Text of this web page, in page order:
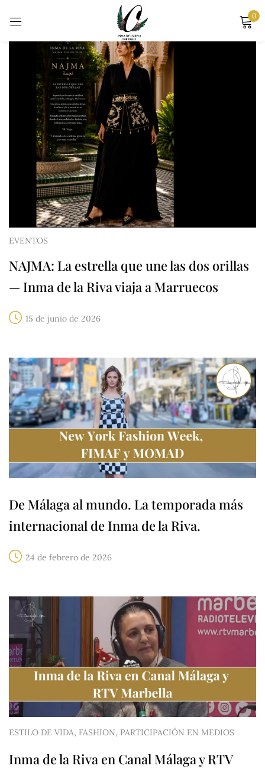
0
EVENTOS
NAJMA: La estrella que une las dos orillas
— Inma de la Riva viaja a Marruecos
15 de junio de 2026
De Málaga al mundo. La temporada más
internacional de Inma de la Riva.
24 de febrero de 2026
ESTILO DE VIDA, FASHION, PARTICIPACIÓN EN MEDIOS
Inma de la Riva en Canal Málaga y RTV
Sign in
Remember me Lost password?
CREATE AN ACCOUNT